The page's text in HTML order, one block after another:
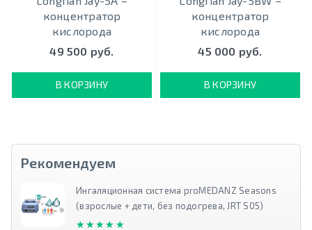
концентратор
кислорода
49 500 руб.
В КОРЗИНУ
концентратор
кислорода
45 000 руб.
В КОРЗИНУ
Рекомендуем
Ингаляционная система proMEDANZ Seasons
(взрослые + дети, без подогрева, JRT S05)
★★★★★
★★★★★